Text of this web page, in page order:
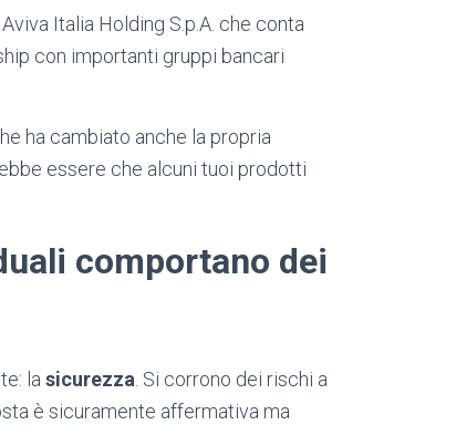
Italia Holding S.p.A. che conta
con importanti gruppi bancari
ha cambiato anche la propria
essere che alcuni tuoi prodotti
comportano dei
la sicurezza. Si corrono dei rischi a
è sicuramente affermativa ma